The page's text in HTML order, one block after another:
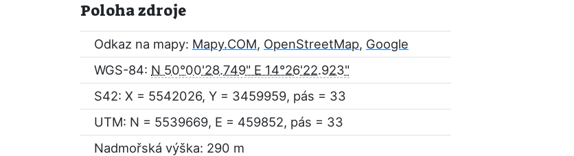
Poloha zdroje
Odkaz na mapy: Mapy.COM, OpenStreetMap, Google
WGS-84: N 50°00'28.749" E 14°26'22.923"
S42: X = 5542026, Y = 3459959, pás = 33
UTM: N = 5539669, E = 459852, pás = 33
Nadmořská výška: 290 m